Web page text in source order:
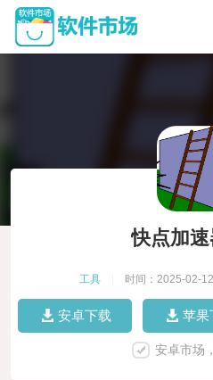
快点加
工具 时间：2025-02-12
安卓下载 苹果
安卓市场